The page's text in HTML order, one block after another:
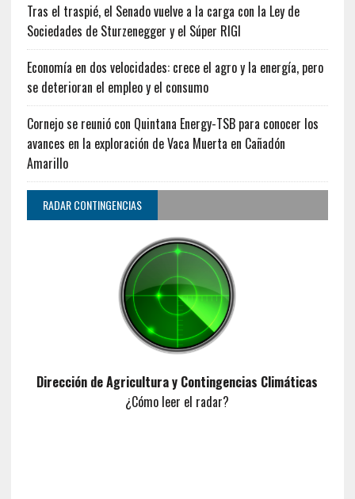
Tras el traspié, el Senado vuelve a la carga con la Ley de
Sociedades de Sturzenegger y el Súper RIGI
Economía en dos velocidades: crece el agro y la energía, pero
se deterioran el empleo y el consumo
Cornejo se reunió con Quintana Energy-TSB para conocer los
avances en la exploración de Vaca Muerta en Cañadón
Amarillo
RADAR CONTINGENCIAS
Dirección de Agricultura y Contingencias Climáticas
¿Cómo leer el radar?